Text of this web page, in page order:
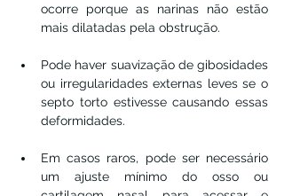
ocorre porque as narinas não estão
mais dilatadas pela obstrução.
Pode haver suavização de gibosidades
ou irregularidades externas leves se o
septo torto estivesse causando essas
deformidades.
Em casos raros, pode ser necessário
um ajuste mínimo do osso ou